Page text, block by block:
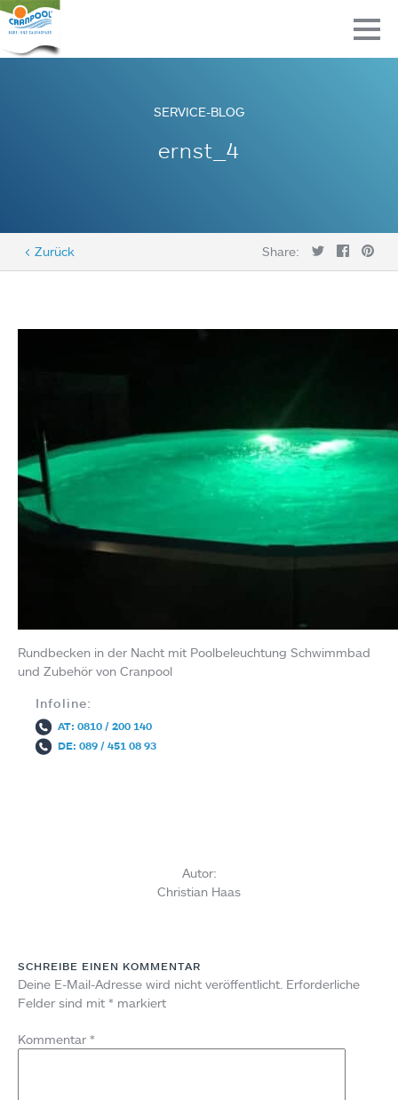
SERVICE-BLOG
ernst_4
< Zurück Share:
Rundbecken in der Nacht mit Poolbeleuchtung Schwimmbad
und Zubehör von Cranpool
Infoline:
AT: 0810 / 200 140
DE: 089 / 451 08 93
Autor:
Christian Haas
SCHREIBE EINEN KOMMENTAR
Deine E-Mail-Adresse wird nicht veröffentlicht. Erforderliche
Felder sind mit * markiert
Kommentar *